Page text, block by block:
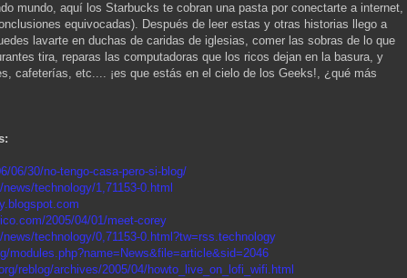
mundo, aquí los Starbucks te cobran una pasta por conectarte a internet,
equivocadas). Después de leer estas y otras historias llego a
lavarte en duchas de caridas de iglesias, comer las sobras de lo que
tira, reparas las computadoras que los ricos dejan en la basura, y
cafeterías, etc.... ¡es que estás en el cielo de los Geeks!, ¿qué más
06/30/no-tengo-casa-pero-si-blog/
technology/1,71153-0.html
2005/04/01/meet-corey
news/technology/0,71153-0.html?tw=rss.technology
modules.php?name=News&file=article&sid=2046
reblog/archives/2005/04/howto_live_on_lofi_wifi.html